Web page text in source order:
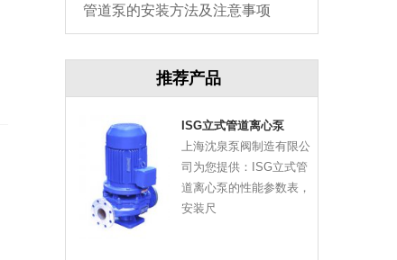
事项管道泵的安装方法及注意事项
推荐产品
ISG立式管道离心泵
上海沈泉泵阀制造有限公
司为您提供：ISG立式管
道离心泵的性能参数表，
安装尺